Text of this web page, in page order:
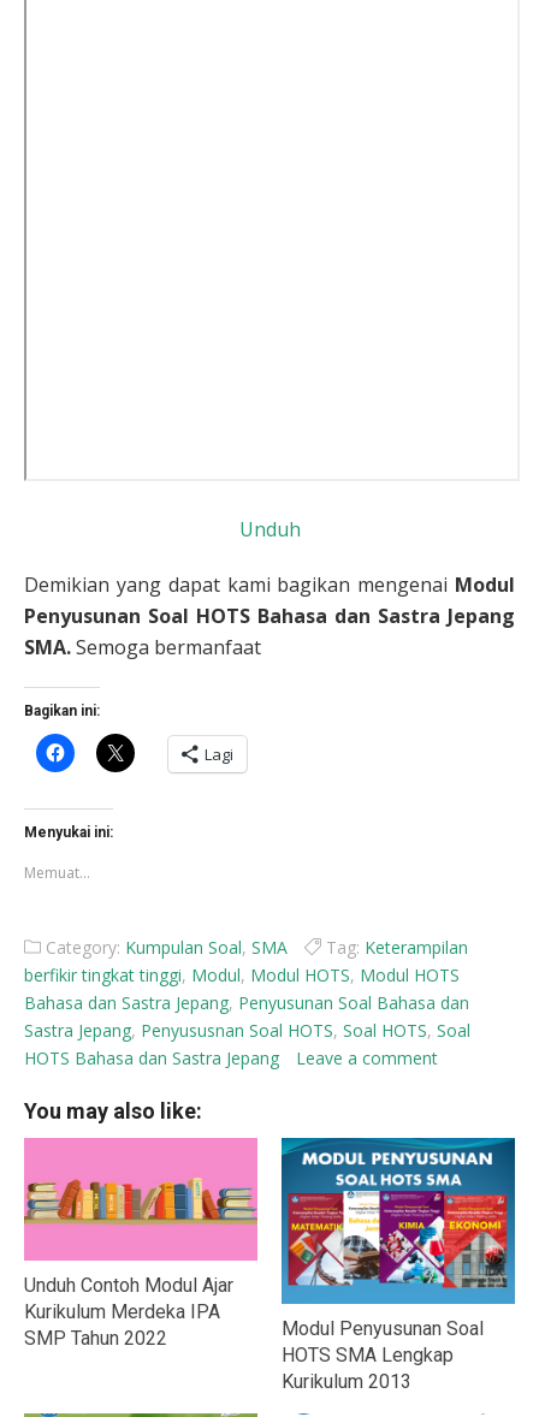
Unduh
Demikian yang dapat kami bagikan mengenai Modul
Penyusunan Soal HOTS Bahasa dan Sastra Jepang
SMA.Semoga bermanfaat
Bagikan ini:
Klik
untuk
Facebook(Membuka
di
jendela
baru)
Klik
untuk
berbagi
Lagi
Menyukai ini:
Memuat...
Category: Kumpulan Soal, SMA Tag: Keterampilan
berfikir tingkat tinggi, Modul, Modul HOTS, Modul HOTS
Bahasa dan Sastra Jepang, Penyusunan Soal Bahasa dan
Sastra Jepang, Penyususnan Soal HOTS, Soal HOTS, Soal
HOTS Bahasa dan Sastra Jepang
Leave a comment
You may also like:
Unduh Contoh Modul Ajar
Kurikulum Merdeka IPA
SMP Tahun 2022
Modul Penyusunan Soal
HOTS SMA Lengkap
Kurikulum 2013